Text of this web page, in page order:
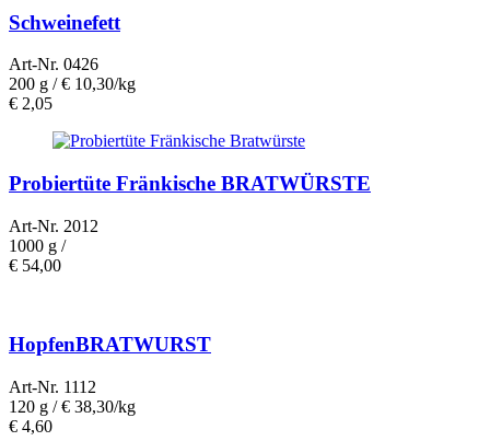
Schweinefett
Art-Nr. 0426
200 g /€ 10,30/kg
€ 2,05
Probiertüte Fränkische BRATWÜRSTE
Art-Nr. 2012
1000 g /
€ 54,00
HopfenBRATWURST
Art-Nr. 1112
120 g /€ 38,30/kg
€ 4,60